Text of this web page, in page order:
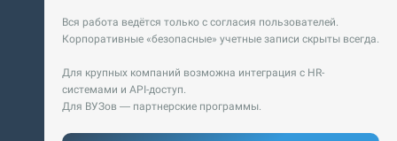
Вся работа ведётся только с согласия пользователей.
Корпоративные «безопасные» учетные записи скрыты всегда.
Для крупных компаний возможна интеграция с HR-
системами и API-доступ.
Для ВУЗов — партнерские программы.